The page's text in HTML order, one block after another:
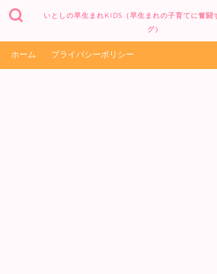
いとしの早生まれKIDS（早生まれの子育てに奮闘
グ）
ホーム プライバシーポリシー